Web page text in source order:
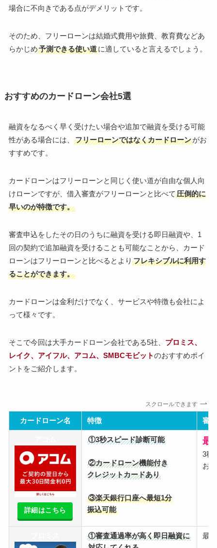
場合に不向きである点がデメリットです。
そのため、フリーローンは結婚式費用や旅費、教育費などあ
らかじめ予測できる使い道に適していると言えるでしょう。
おすすめのカードローン会社5選
融資をなるべく早く受けたい場合や追加で融資を受ける可能
性がある場合には、
フリーローンではなくカードローンがお
すすめです。
カードローンはフリーローンと同じく使い道が自由な個人向
けローンですが、借入審査がフリーローンと比べて 圧倒的に
早いのが特徴です。
審査申込をしたその日のうちに融資を受ける即日融資や、1
回の契約で追加融資を受けることも可能なことから、カード
ローンはフリーローンと比べるとより フレキシブルに利用す
ることができます。
カードローンは金利だけでなく、サービスや特徴も会社によ
って様々です。
そこで今回は大手カードローン会社である5社、 プロミス、
レイク、アイフル、アコム、SMBCモビットのおすすめポイ
ントをご紹介します。
スクロールできます
カードローン名 特徴 審
詳細はこちら
①3秒スピード診断可能
②カードローン機能付き
クレジットカードあり
③楽天銀行口座へ最短1分
振込可能
最
3秒
お
①審査通過率が高く即日融資に
最